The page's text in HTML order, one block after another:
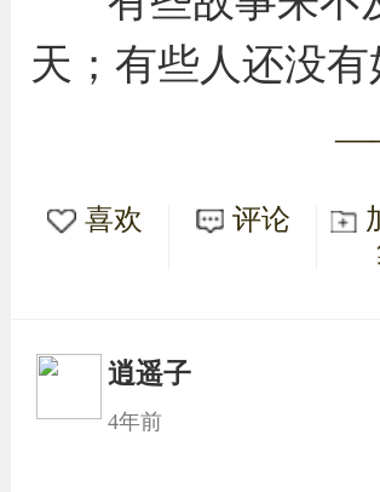
天；有些人还没
喜欢 评论
逍遥子
4年前